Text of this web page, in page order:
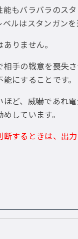
もバラバラのス
ルはスタンガン
りません。
手の戦意を喪失
にすることです。
ど、威嚇であれ
しています。
するときは、出